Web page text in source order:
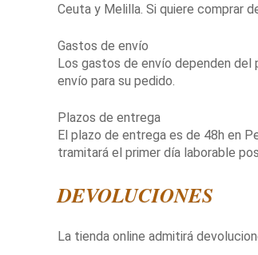
Ceuta y Melilla. Si quiere comprar
Gastos de envío
Los gastos de envío dependen del
envío para su pedido.
Plazos de entrega
El plazo de entrega es de 48h en
tramitará el primer día laborable
DEVOLUCIONES
La tienda online admitirá